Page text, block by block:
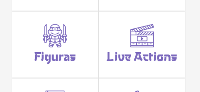
Figuras Live Actions